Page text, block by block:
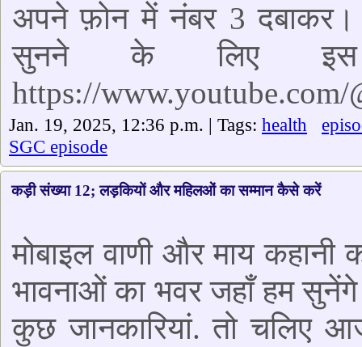
अपने फ़ोन में नंबर 3 दबाकर।
सुनने के लिए
https://www.youtube.com/
Jan. 19, 2025, 12:36 p.m. | Tags: health
SGC episode
कड़ी संख्या 12; लड़कियों और महिलओं का सम्मान कैसे करें
मोबाइल वाणी और माय
भावनाओं का भवर जहाँ हम
कुछ जानकारियां. तो चलिए